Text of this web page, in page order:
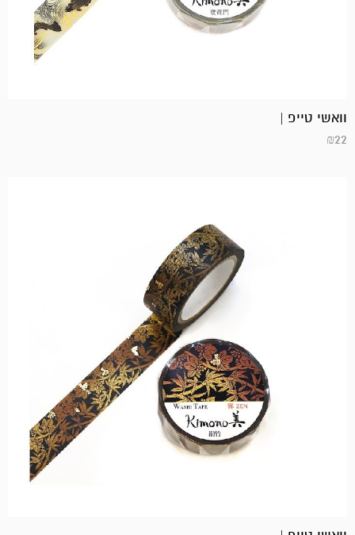
וואשי טייפ |
₪22